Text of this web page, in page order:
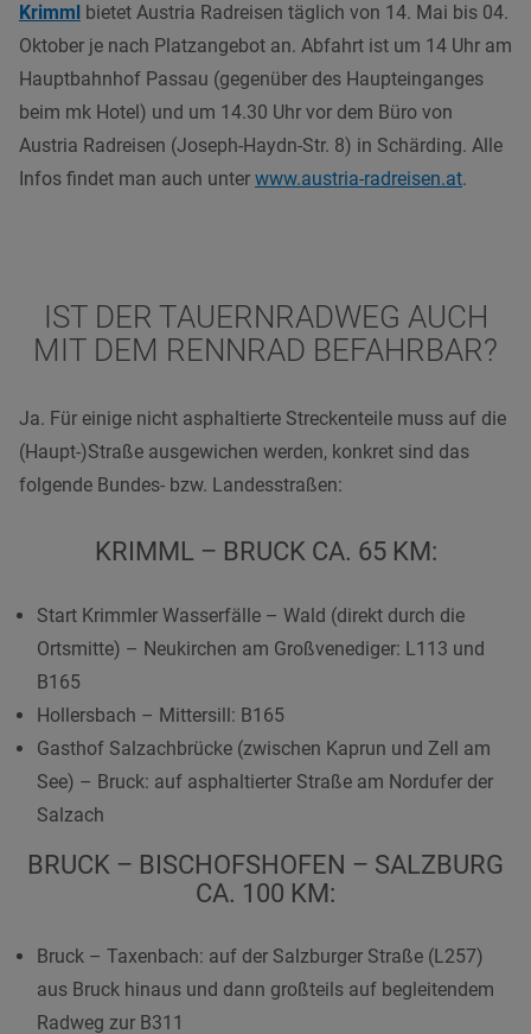
Krimml bietet Austria Radreisen täglich von 14. Mai bis 04.
Oktober je nach Platzangebot an. Abfahrt ist um 14 Uhr am
Hauptbahnhof Passau (gegenüber des Haupteinganges
beim mk Hotel) und um 14.30 Uhr vor dem Büro von
Austria Radreisen (Joseph-Haydn-Str. 8) in Schärding. Alle
Infos findet man auch unter www.austria-radreisen.at.
IST DER TAUERNRADWEG AUCH
MIT DEM RENNRAD BEFAHRBAR?
Ja. Für einige nicht asphaltierte Streckenteile muss auf die
(Haupt-)Straße ausgewichen werden, konkret sind das
folgende Bundes- bzw. Landesstraßen:
KRIMML – BRUCK CA. 65 KM:
Start Krimmler Wasserfälle – Wald (direkt durch die
Ortsmitte) – Neukirchen am Großvenediger: L113 und
B165
Hollersbach – Mittersill: B165
Gasthof Salzachbrücke (zwischen Kaprun und Zell am
See) – Bruck: auf asphaltierter Straße am Nordufer der
Salzach
BRUCK – BISCHOFSHOFEN – SALZBURG
CA. 100 KM:
Bruck – Taxenbach: auf der Salzburger Straße (L257)
aus Bruck hinaus und dann großteils auf begleitendem
Radweg zur B311